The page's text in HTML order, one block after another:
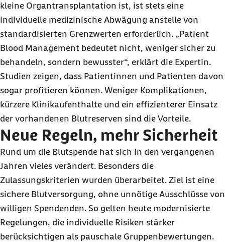
kleine Organtransplantation ist, ist stets eine
individuelle medizinische Abwägung anstelle von
standardisierten Grenzwerten erforderlich. „Patient
Blood Management bedeutet nicht, weniger sicher zu
behandeln, sondern bewusster“, erklärt die Expertin.
Studien zeigen, dass Patientinnen und Patienten davon
sogar profitieren können. Weniger Komplikationen,
kürzere Klinikaufenthalte und ein effizienterer Einsatz
der vorhandenen Blutreserven sind die Vorteile.
Neue Regeln, mehr Sicherheit
Rund um die Blutspende hat sich in den vergangenen
Jahren vieles verändert. Besonders die
Zulassungskriterien wurden überarbeitet. Ziel ist eine
sichere Blutversorgung, ohne unnötige Ausschlüsse von
willigen Spendenden. So gelten heute modernisierte
Regelungen, die individuelle Risiken stärker
berücksichtigen als pauschale Gruppenbewertungen.